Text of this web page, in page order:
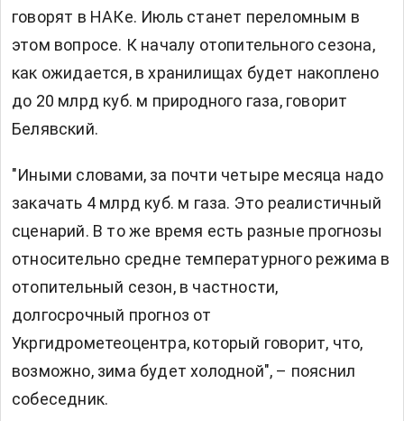
говорят в НАКе. Июль станет переломным в
этом вопросе. К началу отопительного сезона,
как ожидается, в хранилищах будет накоплено
до 20 млрд куб. м природного газа, говорит
Белявский.
"Иными словами, за почти четыре месяца надо
закачать 4 млрд куб. м газа. Это реалистичный
сценарий. В то же время есть разные прогнозы
относительно средне температурного режима в
отопительный сезон, в частности,
долгосрочный прогноз от
Укргидрометеоцентра, который говорит, что,
возможно, зима будет холодной", – пояснил
собеседник.